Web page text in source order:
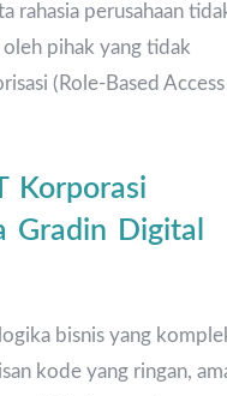
rahasia perusahaan
oleh pihak yang tidak
(Role-Based Access
Korporasi
Gradin Digital
bisnis yang
kode yang ringan,